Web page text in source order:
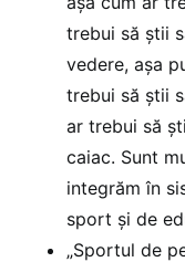
trebui să știi
vedere, așa
trebui să știi
ar trebui să
caiac. Sunt
integrăm în
sport și de
„Sportul de